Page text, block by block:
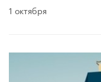
1 октября